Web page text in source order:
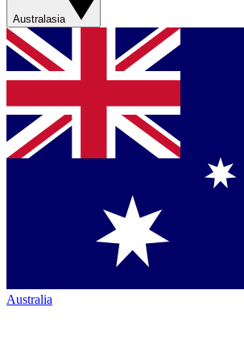
Australasia
Australia